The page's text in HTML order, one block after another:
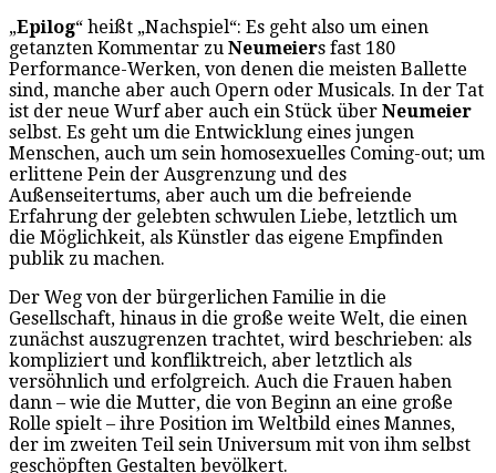
„Epilog“ heißt „Nachspiel“: Es geht also um einen
getanzten Kommentar zu Neumeiers fast 180
Performance-Werken, von denen die meisten Ballette
sind, manche aber auch Opern oder Musicals. In der Tat
ist der neue Wurf aber auch ein Stück über Neumeier
selbst. Es geht um die Entwicklung eines jungen
Menschen, auch um sein homosexuelles Coming-out; um
erlittene Pein der Ausgrenzung und des
Außenseitertums, aber auch um die befreiende
Erfahrung der gelebten schwulen Liebe, letztlich um
die Möglichkeit, als Künstler das eigene Empfinden
publik zu machen.
Der Weg von der bürgerlichen Familie in die
Gesellschaft, hinaus in die große weite Welt, die einen
zunächst auszugrenzen trachtet, wird beschrieben: als
kompliziert und konfliktreich, aber letztlich als
versöhnlich und erfolgreich. Auch die Frauen haben
dann – wie die Mutter, die von Beginn an eine große
Rolle spielt – ihre Position im Weltbild eines Mannes,
der im zweiten Teil sein Universum mit von ihm selbst
geschöpften Gestalten bevölkert.